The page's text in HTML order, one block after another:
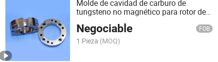
Molde de cavidad de carburo de
tungsteno no magnético para rotor de
Negociable FOB
1 Pieza (MOQ)